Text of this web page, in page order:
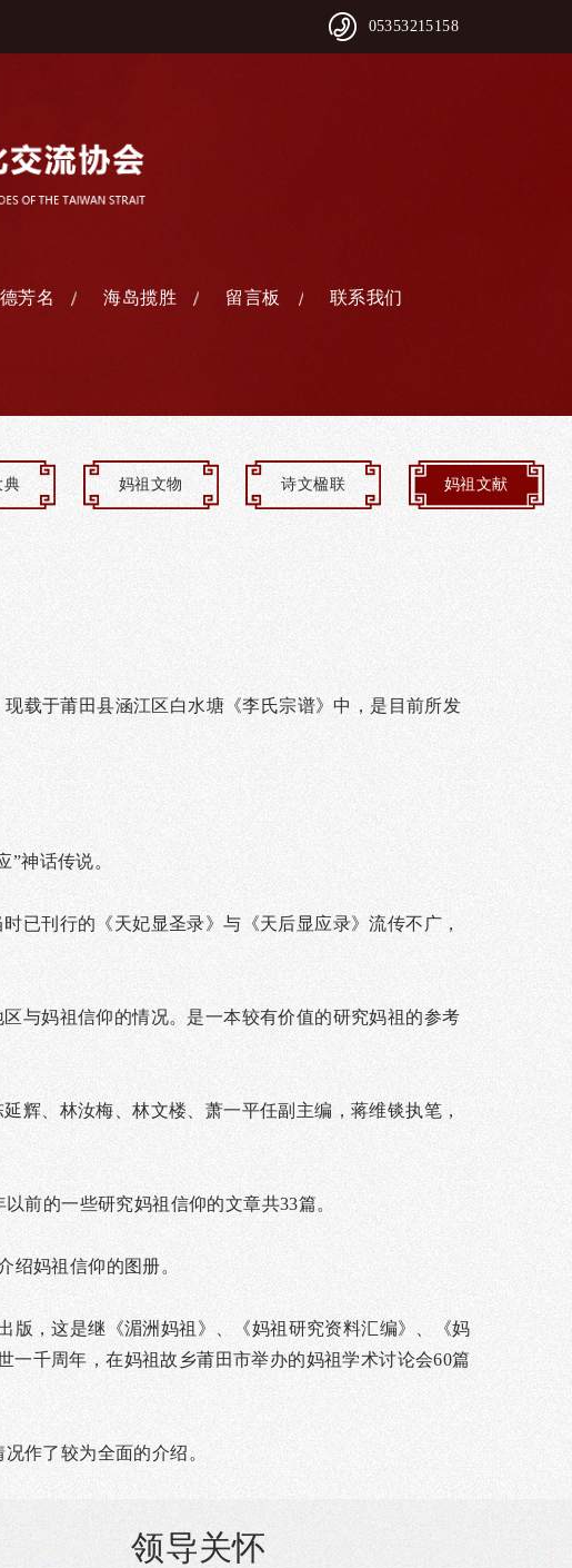
05353215158
芳名 海岛揽胜 留言板 联系我们
典 妈祖文物 诗文楹联 妈祖文献
载于莆田县涵江区白水塘《李氏宗谱》中，是目前所发
神话传说。
已刊行的《天妃显圣录》与《天后显应录》流传不广，
与妈祖信仰的情况。是一本较有价值的研究妈祖的参考
辉、林汝梅、林文楼、萧一平任副主编，蒋维锬执笔，
前的一些研究妈祖信仰的文章共33篇。
绍妈祖信仰的图册。
版，这是继《湄洲妈祖》、《妈祖研究资料汇编》、《妈
千周年，在妈祖故乡莆田市举办的妈祖学术讨论会60篇
作了较为全面的介绍。
领导关怀